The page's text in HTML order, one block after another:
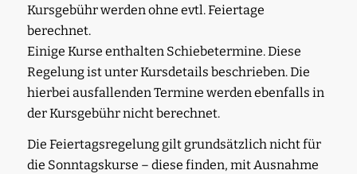
Kursgebühr werden ohne evtl. Feiertage
berechnet.
Einige Kurse enthalten Schiebetermine. Diese
Regelung ist unter Kursdetails beschrieben. Die
hierbei ausfallenden Termine werden ebenfalls in
der Kursgebühr nicht berechnet.
Die Feiertagsregelung gilt grundsätzlich nicht für
die Sonntagskurse – diese finden, mit Ausnahme